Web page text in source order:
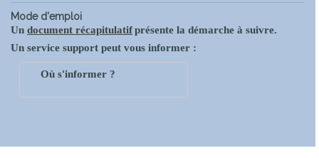
Mode d'emploi
Un document récapitulatifprésente la démarche à suivre.
Un service support peut vous informer :
Où s'informer ?